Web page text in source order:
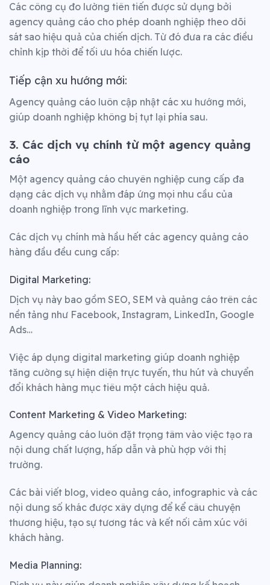
Các công cụ đo lường tiên tiến được sử dụng bởi
agency quảng cáo cho phép doanh nghiệp theo dõi
sát sao hiệu quả của chiến dịch. Từ đó đưa ra các điều
chỉnh kịp thời để tối ưu hóa chiến lược.
Tiếp cận xu hướng mới:
Agency quảng cáo luôn cập nhật các xu hướng mới,
giúp doanh nghiệp không bị tụt lại phía sau.
3. Các dịch vụ chính từ một agency quảng
cáo
Một agency quảng cáo chuyên nghiệp cung cấp đa
dạng các dịch vụ nhằm đáp ứng mọi nhu cầu của
doanh nghiệp trong lĩnh vực marketing.
Các dịch vụ chính mà hầu hết các agency quảng cáo
hàng đầu đều cung cấp:
Digital Marketing:
Dịch vụ này bao gồm SEO, SEM và quảng cáo trên các
nền tảng như Facebook, Instagram, LinkedIn, Google
Ads…
Việc áp dụng digital marketing giúp doanh nghiệp
tăng cường sự hiện diện trực tuyến, thu hút và chuyển
đổi khách hàng mục tiêu một cách hiệu quả.
Content Marketing & Video Marketing:
Agency quảng cáo luôn đặt trọng tâm vào việc tạo ra
nội dung chất lượng, hấp dẫn và phù hợp với thị
trường.
Các bài viết blog, video quảng cáo, infographic và các
nội dung số khác được xây dựng để kể câu chuyện
thương hiệu, tạo sự tương tác và kết nối cảm xúc với
khách hàng.
Media Planning: